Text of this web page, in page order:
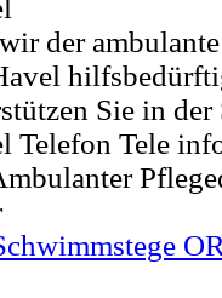
der
Sie in
Telefon Tele